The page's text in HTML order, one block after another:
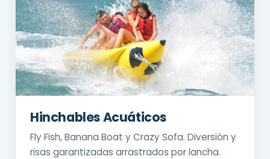
Hinchables Acuáticos
Fly Fish, Banana Boat y Crazy Sofa. Diversión y
risas garantizadas arrastrados por lancha.